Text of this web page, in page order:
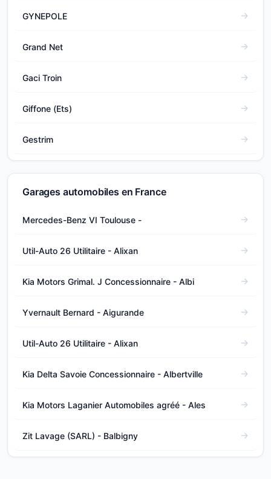
GYNEPOLE
Grand Net
Gaci Troin
Giffone (Ets)
Gestrim
Garages automobiles en France
Mercedes-Benz VI Toulouse -
Util-Auto 26 Utilitaire - Alixan
Kia Motors Grimal. J Concessionnaire - Albi
Yvernault Bernard - Aigurande
Util-Auto 26 Utilitaire - Alixan
Kia Delta Savoie Concessionnaire - Albertville
Kia Motors Laganier Automobiles agréé - Ales
Zit Lavage (SARL) - Balbigny